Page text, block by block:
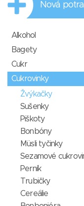
Nová
Alkohol
Bagety
Cukr
Cukrovinky
Žvýkačky
Sušenky
Piškoty
Bonbóny
Müsli tyčinky
Sezamové
Perník
Trubičky
Cereálie